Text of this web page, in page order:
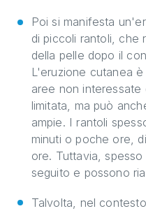
Poi si manifesta
di piccoli rantoli, che
della pelle dopo il
L'eruzione cutanea
aree non interessate
limitata, ma può
ampie. I rantoli
minuti o poche ore,
ore. Tuttavia,
seguito e possono
Talvolta, nel